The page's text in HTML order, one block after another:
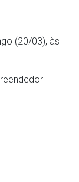
(20/03), às